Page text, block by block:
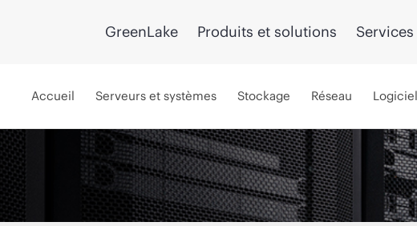
GreenLake Produits et solutions Services
Accueil Serveurs et systèmes Stockage Réseau